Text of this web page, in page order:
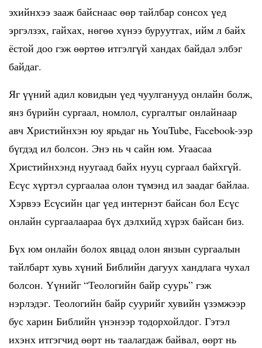
эхийнхээ зааж байснаас өөр тайлбар сонсох үед
эргэлзэх, гайхах, нөгөө хүнээ буруутгах, ийм л байх
ёстой доо гэж өөртөө итгэлгүй хандах байдал элбэг
байдаг.
Яг үүний адил ковидын үед чуулганууд онлайн болж,
янз бүрийн сургаал, номлол, сургалтыг онлайнаар
авч Христийнхэн юу ярьдаг нь YouTube, Facebook-ээр
бүгдэд ил болсон. Энэ нь ч сайн юм. Угаасаа
Христийнхэнд нуугаад байх нууц сургаал байхгүй.
Есүс хүртэл сургаалаа олон түмэнд ил заадаг байлаа.
Хэрвээ Есүсийн цаг үед интернэт байсан бол Есүс
онлайн сургаалаараа бүх дэлхийд хүрэх байсан биз.
Бүх юм онлайн болох явцад олон янзын сургаалын
тайлбарт хувь хүний Библийн дагуух хандлага чухал
болсон. Үүнийг “Теологийн байр суурь” гэж
нэрлэдэг. Теологийн байр суурийг хувийн үзэмжээр
бус харин Библийн үнэнээр тодорхойлдог. Гэтэл
ихэнх итгэгчид өөрт нь таалагдаж байвал, өөрт нь